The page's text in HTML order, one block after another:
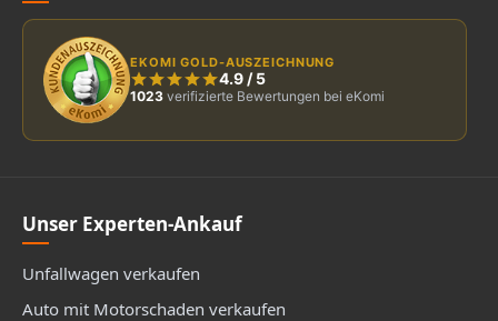
EKOMI GOLD-AUSZEICHNUNG
4.9 /5
1023 verifizierte Bewertungen bei eKomi
Unser Experten-Ankauf
Unfallwagen verkaufen
Auto mit Motorschaden verkaufen